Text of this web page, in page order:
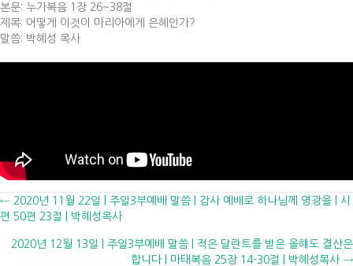
본문: 누가복음 1장 26~38절
제목: 어떻게 이것이 마리아에게 은혜인가?
말씀: 박혜성 목사
Posts
navigation
← 2020년 11월 22일 | 주일3부예배 말씀 | 감사 예배로 하나님께 영광을 | 시
편 50편 23절 | 박혜성목사
2020년 12월 13일 | 주일3부예배 말씀 | 적은 달란트를 받은 올해도 결산은
합니다 | 마태복음 25장 14-30절 | 박혜성목사 →